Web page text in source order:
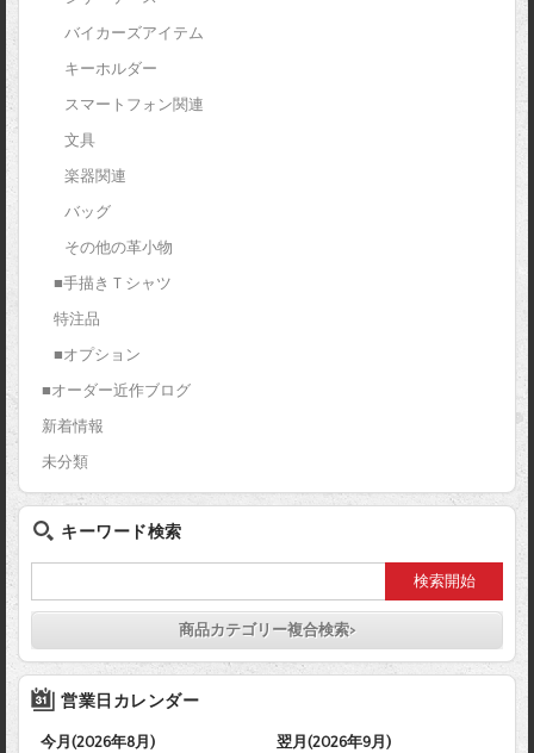
バイカーズアイテム
キーホルダー
スマートフォン関連
文具
楽器関連
バッグ
その他の革小物
■手描きＴシャツ
特注品
■オプション
■オーダー近作ブログ
新着情報
未分類
キーワード検索
商品カテゴリー複合検索>
営業日カレンダー
今月(2026年8月)
翌月(2026年9月)